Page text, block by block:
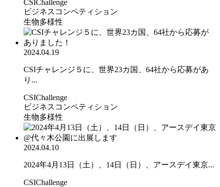
CSIChallenge
ビジネスコンペティション
生物多様性
2024.04.19
CSIチャレンジ５に、世界23カ国、64社から応募があ
り...
CSIChallenge
ビジネスコンペティション
生物多様性
2024.04.10
2024年4月13日（土）、14日（日）、アースデイ東京...
CSIChallenge